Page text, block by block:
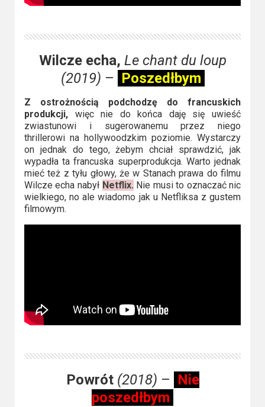
Wilcze echa, Le chant du loup
(2019) – Poszedłbym
Z ostrożnością podchodzę do francuskich
produkcji,więc nie do końca daję się uwieść
zwiastunowi i sugerowanemu przez niego
thrillerowi na hollywoodzkim poziomie. Wystarczy
on jednak do tego, żebym chciał sprawdzić, jak
wypadła ta francuska superprodukcja. Warto jednak
mieć też z tyłu głowy, że w Stanach prawa do filmu
Wilcze echa nabył Netflix. Nie musi to oznaczać nic
wielkiego, no ale wiadomo jak u Netfliksa z gustem
filmowym.
Powrót (2018) – Nie
poszedłbym